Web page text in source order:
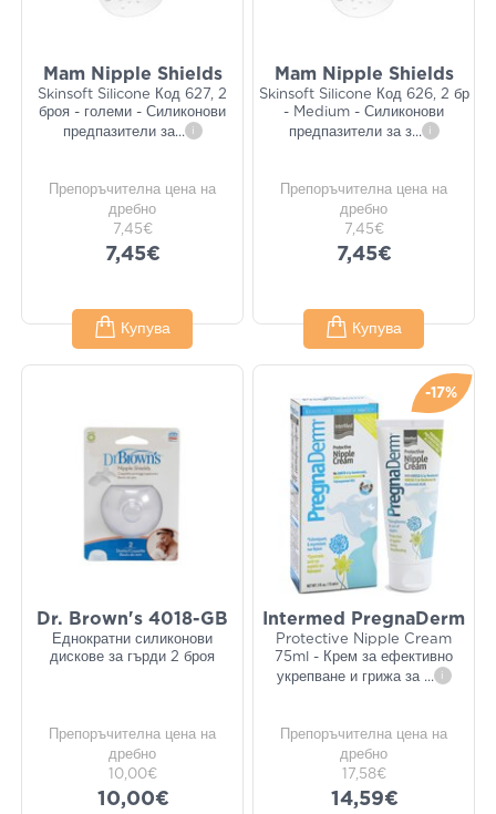
Mam Nipple Shields
Skinsoft Silicone Код 627, 2
броя - големи - Силиконови
предпазители за... i
Препоръчителна цена на
дребно
7,45€
7,45€
Купува
Mam Nipple Shields
Skinsoft Silicone Код 626, 2 бр
- Medium - Силиконови
предпазители за з... i
Препоръчителна цена на
дребно
7,45€
7,45€
Купува
Dr. Brown's 4018-GB
Еднократни силиконови
дискове за гърди 2 броя
Препоръчителна цена на
дребно
10,00€
10,00€
-17%
Intermed PregnaDerm
Protective Nipple Cream
75ml - Крем за ефективно
укрепване и грижа за ... i
Препоръчителна цена на
дребно
17,58€
14,59€